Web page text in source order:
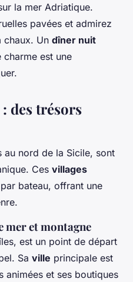
la mer Adriatique.
pavées et admirez
chaux. Un dîner nuit
charme est une
des trésors
au nord de la Sicile, sont
Ces villages
bateau, offrant une
mer et montagne
est un point de départ
Sa ville principale est
animées et ses boutiques